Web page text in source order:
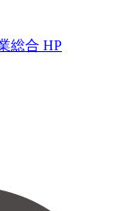
総合 HP